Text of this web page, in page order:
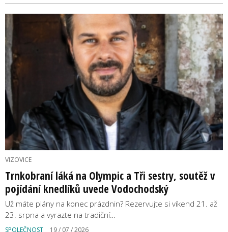
VIZOVICE
Trnkobraní láká na Olympic a Tři sestry, soutěž v
pojídání knedlíků uvede Vodochodský
Už máte plány na konec prázdnin? Rezervujte si víkend 21. až
23. srpna a vyrazte na tradiční…
SPOLEČNOST 19 / 07 / 2026